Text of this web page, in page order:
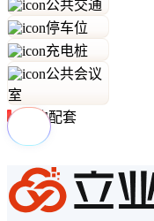
公共交通
停车位
充电桩
公共会议
室
周边配套